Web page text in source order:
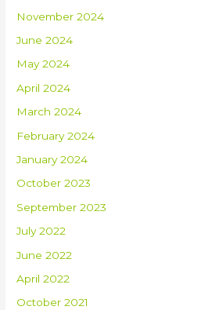
November 2024
June 2024
May 2024
April 2024
March 2024
February 2024
January 2024
October 2023
September 2023
July 2022
June 2022
April 2022
October 2021